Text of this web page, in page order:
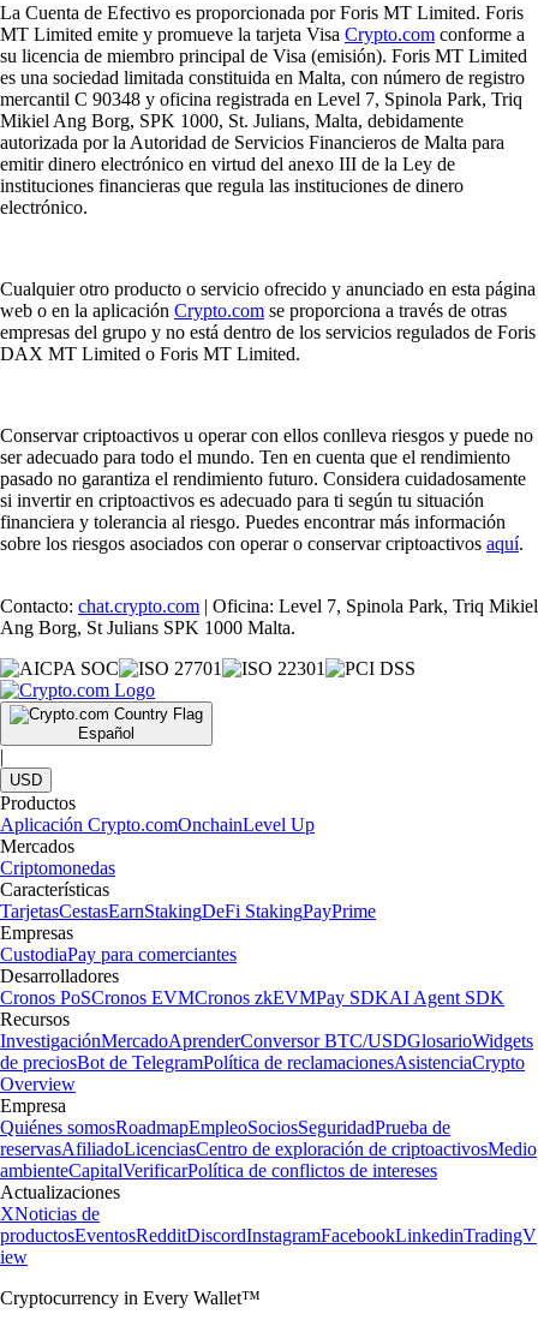
La Cuenta de Efectivo es proporcionada por Foris MT Limited. Foris
MT Limited emite y promueve la tarjeta Visa Crypto.com conforme a
su licencia de miembro principal de Visa (emisión). Foris MT Limited
es una sociedad limitada constituida en Malta, con número de registro
mercantil C 90348 y oficina registrada en Level 7, Spinola Park, Triq
Mikiel Ang Borg, SPK 1000, St. Julians, Malta, debidamente
autorizada por la Autoridad de Servicios Financieros de Malta para
emitir dinero electrónico en virtud del anexo III de la Ley de
instituciones financieras que regula las instituciones de dinero
electrónico.
Cualquier otro producto o servicio ofrecido y anunciado en esta página
web o en la aplicación Crypto.com se proporciona a través de otras
empresas del grupo y no está dentro de los servicios regulados de Foris
DAX MT Limited o Foris MT Limited.
Conservar criptoactivos u operar con ellos conlleva riesgos y puede no
ser adecuado para todo el mundo. Ten en cuenta que el rendimiento
pasado no garantiza el rendimiento futuro. Considera cuidadosamente
si invertir en criptoactivos es adecuado para ti según tu situación
financiera y tolerancia al riesgo. Puedes encontrar más información
sobre los riesgos asociados con operar o conservar criptoactivos aquí.
Contacto: chat.crypto.com | Oficina: Level 7, Spinola Park, Triq Mikiel
Ang Borg, St Julians SPK 1000 Malta.
Español
|
USD
Productos
Aplicación Crypto.comOnchainLevel Up
Mercados
Criptomonedas
Características
TarjetasCestasEarnStakingDeFi StakingPayPrime
Empresas
CustodiaPay para comerciantes
Desarrolladores
Cronos PoSCronos EVMCronos zkEVMPay SDKAI Agent SDK
Recursos
InvestigaciónMercadoAprenderConversor BTC/USDGlosarioWidgets
de preciosBot de TelegramPolítica de reclamacionesAsistenciaCrypto
Overview
Empresa
Quiénes somosRoadmapEmpleoSociosSeguridadPrueba de
reservasAfiliadoLicenciasCentro de exploración de criptoactivosMedio
ambienteCapitalVerificarPolítica de conflictos de intereses
Actualizaciones
XNoticias de
productosEventosRedditDiscordInstagramFacebookLinkedinTradingV
iew
Cryptocurrency in Every Wallet™